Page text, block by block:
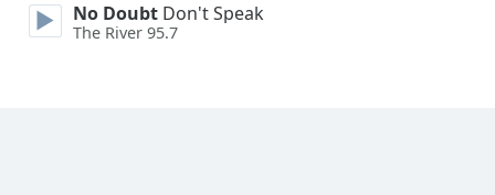
Reset
No Doubt Don't Speak
The River 95.7